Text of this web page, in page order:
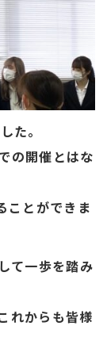
た。
の開催とはな
ことができま
て一歩を踏み
れからも皆様